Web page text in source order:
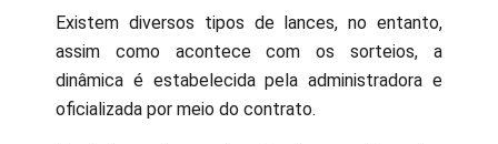
Existem diversos tipos de lances, no entanto,
assim como acontece com os sorteios, a
dinâmica é estabelecida pela administradora e
oficializada por meio do contrato.